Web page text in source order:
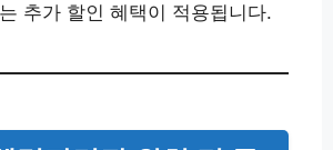
추가 할인 혜택이 적용됩니다.